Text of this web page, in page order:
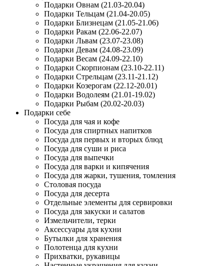
Подарки Овнам (21.03-20.04)
Подарки Тельцам (21.04-20.05)
Подарки Близнецам (21.05-21.06)
Подарки Ракам (22.06-22.07)
Подарки Львам (23.07-23.08)
Подарки Девам (24.08-23.09)
Подарки Весам (24.09-22.10)
Подарки Скорпионам (23.10-22.11)
Подарки Стрельцам (23.11-21.12)
Подарки Козерогам (22.12-20.01)
Подарки Водолеям (21.01-19.02)
Подарки Рыбам (20.02-20.03)
Подарки себе
Посуда для чая и кофе
Посуда для спиртных напитков
Посуда для первых и вторых блюд
Посуда для суши и риса
Посуда для выпечки
Посуда для варки и кипячения
Посуда для жарки, тушения, томления
Столовая посуда
Посуда для десерта
Отдельные элементы для сервировки
Посуда для закуски и салатов
Измельчители, терки
Аксессуары для кухни
Бутылки для хранения
Полотенца для кухни
Прихватки, рукавицы